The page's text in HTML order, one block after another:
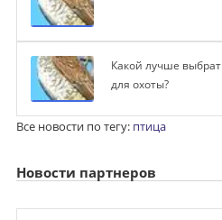
Какой лучше
для охоты?
Все новости по тегу: птица
Новости партнеров